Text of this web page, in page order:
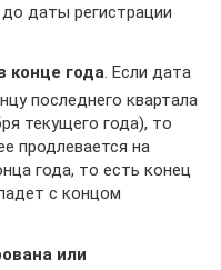
даты регистрации
конце года. Если дата
последнего квартала
текущего года), то
продлевается на
года, то есть конец
с концом
или